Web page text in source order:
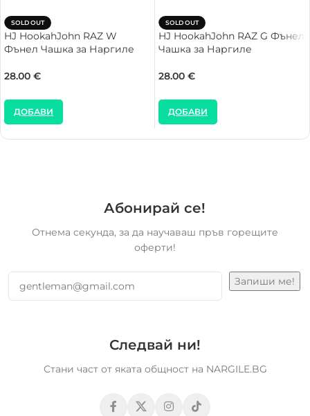
SOLD OUT
HJ HookahJohn RAZ W
Фънел Чашка за Наргиле
28.00 €
ДОБАВИ
SOLD OUT
HJ HookahJohn RAZ G Фънел
Чашка за Наргиле
28.00 €
ДОБАВИ
Абонирай се!
Отнема секунда, за да научаваш пръв горещите
оферти!
Следвай ни!
Стани част от яката общност на NARGILE.BG